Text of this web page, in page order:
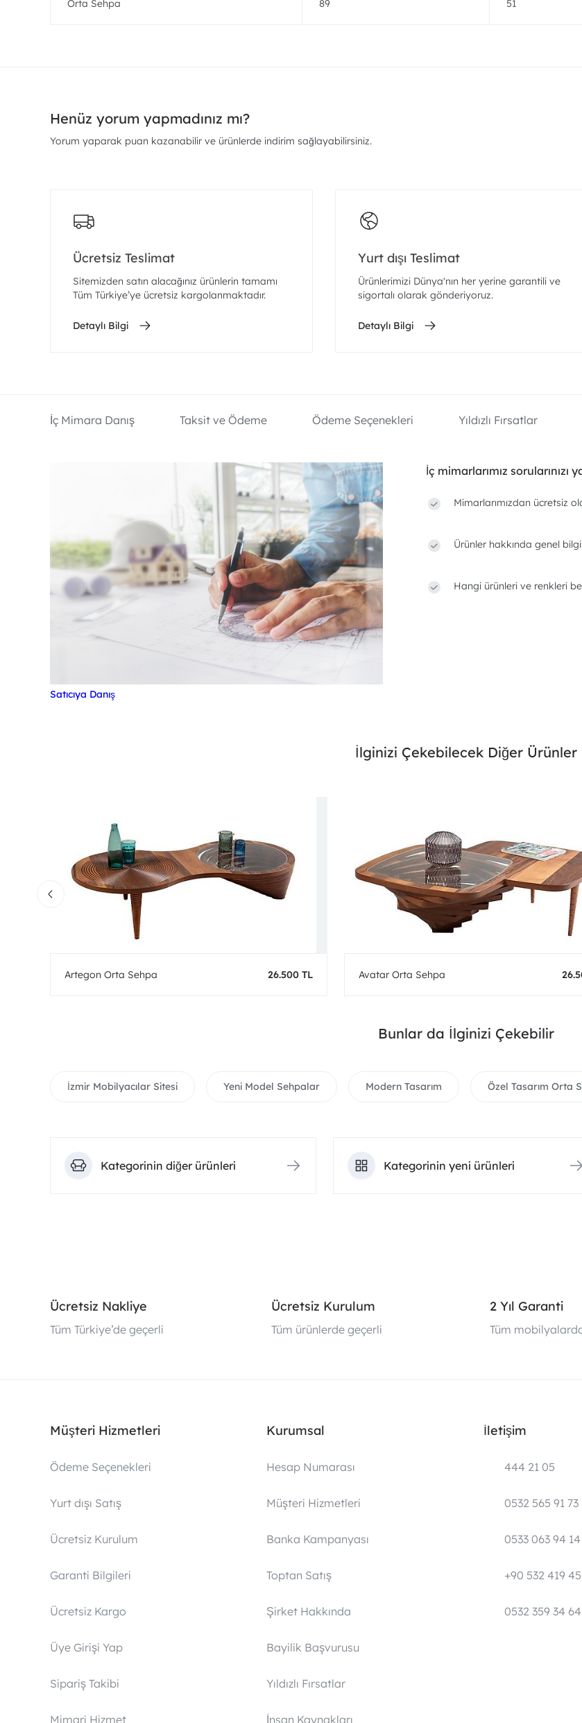
Orta Sehpa 89 51
Henüz yorum yapmadınız mı?
Yorum yaparak puan kazanabilir ve ürünlerde indirim sağlayabilirsiniz.
Ücretsiz Teslimat
Sitemizden satın alacağınız ürünlerin tamamı
Tüm Türkiye’ye ücretsiz kargolanmaktadır.
Detaylı Bilgi
Yurt dışı Teslimat
Ürünlerimizi Dünya'nın her yerine garantili ve
sigortalı olarak gönderiyoruz.
Detaylı Bilgi
İç Mimara Danış Taksit ve Ödeme Ödeme Seçenekleri Yıldızlı Fırsatlar
İç mimarlarımız sorularınızı
Mimarlarımızdan ücretsiz
Ürünler hakkında genel
Hangi ürünleri ve renkleri
Satıcıya Danış
İlginizi Çekebilecek Diğer Ürünler
Artegon Orta Sehpa 26.500 TL Avatar Orta Sehpa
Bunlar da İlginizi Çekebilir
İzmir Mobilyacılar Sitesi Yeni Model Sehpalar Modern Tasarım Özel Tasarım Orta
Kategorinin diğer ürünleri Kategorinin yeni ürünleri
Ücretsiz Nakliye
Tüm Türkiye’de geçerli
Ücretsiz Kurulum
Tüm ürünlerde geçerli
2 Yıl Garanti
Tüm
Müşteri Hizmetleri
Ödeme Seçenekleri
Yurt dışı Satış
Ücretsiz Kurulum
Garanti Bilgileri
Ücretsiz Kargo
Üye Girişi Yap
Sipariş Takibi
Mimari Hizmet
Kurumsal
Hesap Numarası
Müşteri Hizmetleri
Banka Kampanyası
Toptan Satış
Şirket Hakkında
Bayilik Başvurusu
Yıldızlı Fırsatlar
İnsan Kaynakları
İletişim
444 21 05
0532 565 91 73
0533 063 94
+90 532 419
0532 359 34